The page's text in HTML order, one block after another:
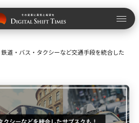
道・バス・タクシーなど交通手段を統合した